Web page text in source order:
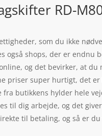
RD-
som du ikke
også shops, der er
og det bevirker, at
priser super hurtigt, det
butikkens hylder hele
til dig arbejde, og det
til betaling, og så er